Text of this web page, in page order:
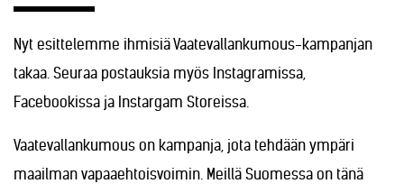
Nyt esittelemme ihmisiä Vaatevallankumous-kampanjan
takaa. Seuraa postauksia myös Instagramissa,
Facebookissa ja Instargam Storeissa.
Vaatevallankumous on kampanja, jota tehdään ympäri
maailman vapaaehtoisvoimin. Meillä Suomessa on tänä